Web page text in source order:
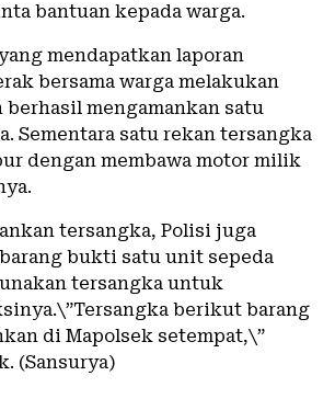
bantuan kepada warga.
mendapatkan laporan
bersama warga melakukan
berhasil mengamankan satu
Sementara satu rekan tersangka
dengan membawa motor milik
tersangka, Polisi juga
bukti satu unit sepeda
tersangka untuk
berikut barang
di Mapolsek setempat,\”
(Sansurya)